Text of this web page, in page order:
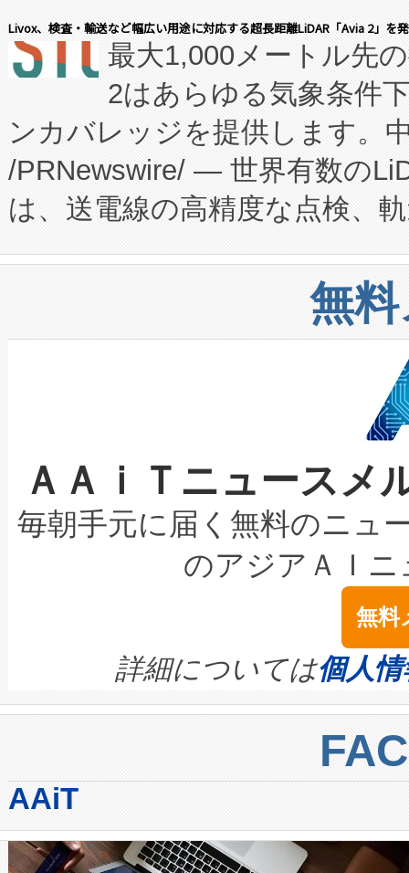
す。FCCM‑を活用した現地生
患者にとっての費用負担を大
のアクセスを大幅に拡大する
Fully-Connected Continuous
プログラムには、施設設計・
に関する技術移転および知的
構造化トレーニングカリキュ
上げおよび商用化段階におけ
設備整備および立ち上げ調整
加組織は、Enzeneのバイオ
選定された製品について、自
取得できる可能性もあります
設には、3億～4億ドルかか
最高経営責任者（CEO）であ
す。「当社のfully-connected
ームを利用すれば、6,000万
きます。この効率性は、フェ
会社エーアイ・アンド：本社
President原信平）と、エンタ
ードするVoltaiqは、日本にあ
ーエネルギー貯蔵システム（
た。 Voltaiq独自のAI搭載プラ
定、統合、導入、運用に至る
安全性を追跡し、確保する事
増加しているデータセンター
る電力網に大きな負担をかけ
事業者の負担軽減という課題
系統連系を迅速にし、ピーク
限を超えて利用可能な電力容
持できるよう貢献します。こ
ービスレベル契約（SLA）違
テリー性能の劣化によるダウ
念は、現在データセンターが
ます。 Voltaiq provides a
quality and reliability for AI
BESS stack to ensure battery
centers. Voltaiqは、ai&のAI
からシステム統合、試運転、
クルの各段階のデータを監視
[…]
Livox、検査・輸送など幅広い用途に対応する超長距離LiDAR「Avia 2」を
最大1,000メートル先
2はあらゆる気象条件
ンカバレッジを提供します。
/PRNewswire/ — 世界有数の
は、送電線の高精度な点検、
や穀物倉庫におけるバルク材
リューション「Avia 2」を発
したAvia 2は、1,000メート
狭視野のFOVを切り替えるこ
ケーブル、枝などの細かな対
なレーザースポットにより、
な環境下でも豊かなディテー
キロメートル範囲を検出
LiDAR for Inspections,
は1535 nmレーザーを搭載。
イズの小径化を実現すること
す。ノーマルモードでは、
ートル先まで検出でき、これ
トに対して約600メートルに
では、反射率10％のターゲッ
で向上し、最大検知距離は
ットだけで最大1キロメート
無
ＡＡｉＴニュース
毎朝手元に届く無料のニュ
のアジアＡＩ
無料
詳細については個人
AAiT